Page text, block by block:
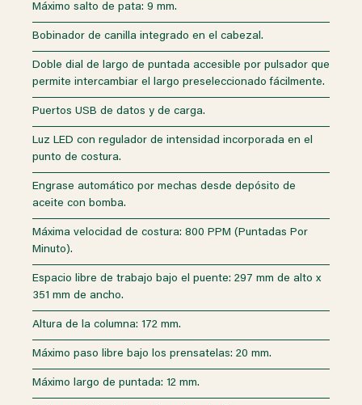
Máximo salto de pata: 9 mm.
Bobinador de canilla integrado en el cabezal.
Doble dial de largo de puntada accesible por pulsador que
permite intercambiar el largo preseleccionado fácilmente.
Puertos USB de datos y de carga.
Luz LED con regulador de intensidad incorporada en el
punto de costura.
Engrase automático por mechas desde depósito de
aceite con bomba.
Máxima velocidad de costura: 800 PPM (Puntadas Por
Minuto).
Espacio libre de trabajo bajo el puente: 297 mm de alto x
351 mm de ancho.
Altura de la columna: 172 mm.
Máximo paso libre bajo los prensatelas: 20 mm.
Máximo largo de puntada: 12 mm.